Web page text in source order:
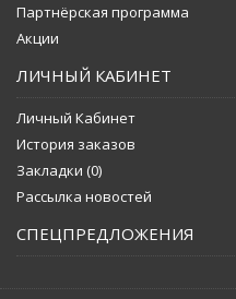
Партнёрская программа
Акции
ЛИЧНЫЙ КАБИНЕТ
Личный Кабинет
История заказов
Закладки (0)
Рассылка новостей
СПЕЦПРЕДЛОЖЕНИЯ